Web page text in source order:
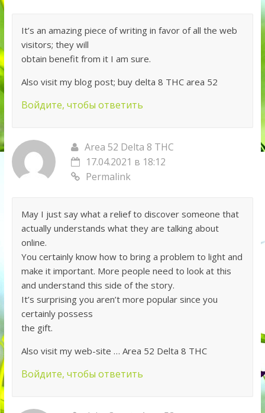
It’s an amazing piece of writing in favor of all the web
visitors; they will
obtain benefit from it I am sure.
Also visit my blog post; buy delta 8 THC area 52
Войдите, чтобы ответить
Area 52 Delta 8 THC
17.04.2021 в 18:12
Permalink
May I just say what a relief to discover someone that
actually understands what they are talking about
online.
You certainly know how to bring a problem to light and
make it important. More people need to look at this
and understand this side of the story.
It’s surprising you aren’t more popular since you
certainly possess
the gift.
Also visit my web-site … Area 52 Delta 8 THC
Войдите, чтобы ответить